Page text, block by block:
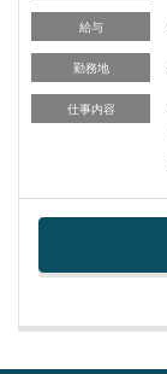
給与
勤務地
仕事内容